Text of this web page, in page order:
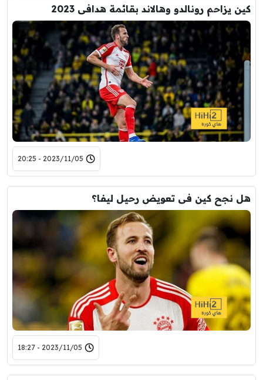
كين يزاحم رونالدو وهالاند بقائمة هدافى 2023
2023/11/05 - 20:25
هل نجح كين فى تعويض رحيل ليفا؟
2023/11/05 - 18:27